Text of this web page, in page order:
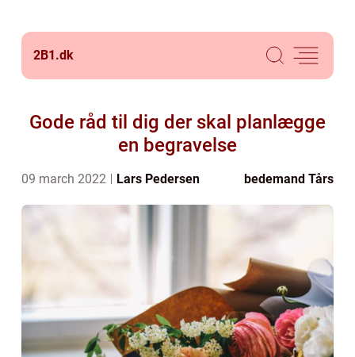
2B1.dk
Gode råd til dig der skal planlægge
en begravelse
09 march 2022 Lars Pedersen bedemand Tårs